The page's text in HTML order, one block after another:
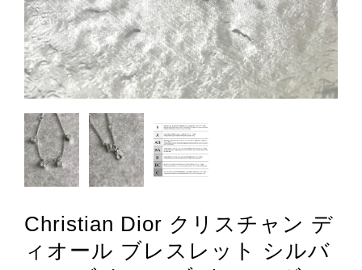
Christian Dior クリスチャン デ
ィオール ブレスレット シルバ